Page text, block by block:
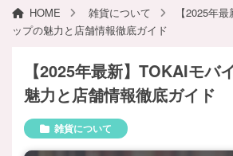
HOME 雑貨について
【2025年
ップの魅力と店舗情報徹底ガイド
【2025年最新】TOKAIモバ
魅力と店舗情報徹底ガイド
雑貨について